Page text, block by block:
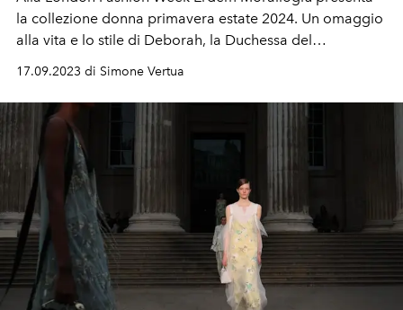
la collezione donna primavera estate 2024. Un omaggio
alla vita e lo stile di Deborah, la Duchessa del
17.09.2023 di Simone Vertua